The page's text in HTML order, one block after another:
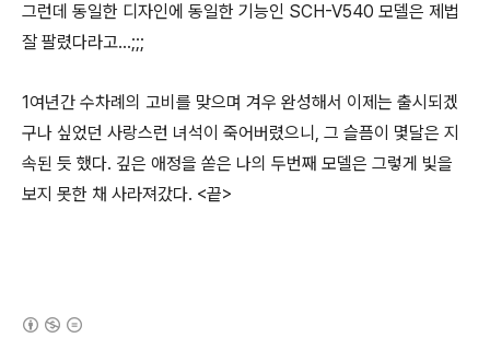
그런데 동일한 디자인에 동일한 기능인 SCH-V540 모델은 제법
잘 팔렸다라고...;;;
1여년간 수차례의 고비를 맞으며 겨우 완성해서 이제는 출시되겠
구나 싶었던 사랑스런 녀석이 죽어버렸으니, 그 슬픔이 몇달은 지
속된 듯 했다. 깊은 애정을 쏟은 나의 두번째 모델은 그렇게 빛을
보지 못한 채 사라져갔다. <끝>